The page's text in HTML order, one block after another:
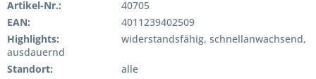
Artikel-Nr.:
40705
EAN:
4011239402509
Highlights:
widerstandsfähig, schnellanwachsend,
ausdauernd
Standort:
alle